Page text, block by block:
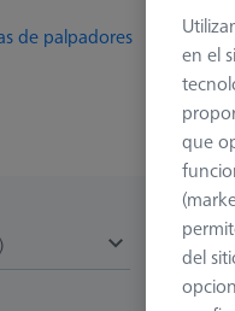
de palpadores
Longitud
en el
que
del